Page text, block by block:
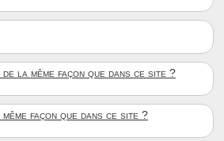
la même façon que dans ce site ?
façon que dans ce site ?